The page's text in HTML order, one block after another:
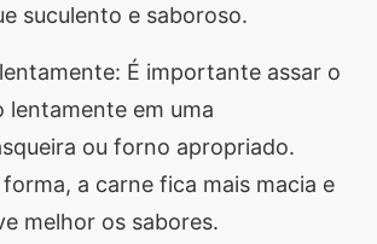
suculento e saboroso.
É importante assar o
lentamente em uma
ou forno apropriado.
forma, a carne fica mais macia e
melhor os sabores.